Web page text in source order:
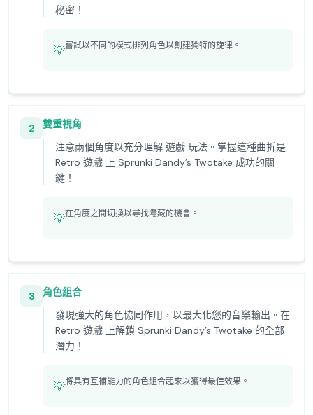
秘密！
💡嘗試以不同的模式排列角色以創建獨特的旋律。
2
雙重視角
注意兩個角度以充分理解 遊戲 玩法。掌握這種曲折是
Retro 遊戲 上 Sprunki Dandy’s Twotake 成功的關
鍵！
💡在角度之間切換以尋找隱藏的機會。
3
角色組合
發現強大的角色協同作用，以最大化您的音樂輸出。在
Retro 遊戲 上解鎖 Sprunki Dandy’s Twotake 的全部
潛力！
💡將具有互補能力的角色組合起來以獲得最佳效果。